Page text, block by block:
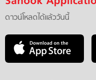
ดาวน์โหลดได้แล้ววันนี้